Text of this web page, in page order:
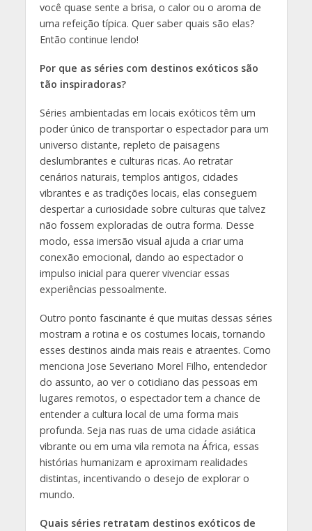
você quase sente a brisa, o calor ou o aroma de
uma refeição típica. Quer saber quais são elas?
Então continue lendo!
Por que as séries com destinos exóticos são
tão inspiradoras?
Séries ambientadas em locais exóticos têm um
poder único de transportar o espectador para um
universo distante, repleto de paisagens
deslumbrantes e culturas ricas. Ao retratar
cenários naturais, templos antigos, cidades
vibrantes e as tradições locais, elas conseguem
despertar a curiosidade sobre culturas que talvez
não fossem exploradas de outra forma. Desse
modo, essa imersão visual ajuda a criar uma
conexão emocional, dando ao espectador o
impulso inicial para querer vivenciar essas
experiências pessoalmente.
Outro ponto fascinante é que muitas dessas séries
mostram a rotina e os costumes locais, tornando
esses destinos ainda mais reais e atraentes. Como
menciona Jose Severiano Morel Filho, entendedor
do assunto, ao ver o cotidiano das pessoas em
lugares remotos, o espectador tem a chance de
entender a cultura local de uma forma mais
profunda. Seja nas ruas de uma cidade asiática
vibrante ou em uma vila remota na África, essas
histórias humanizam e aproximam realidades
distintas, incentivando o desejo de explorar o
mundo.
Quais séries retratam destinos exóticos de